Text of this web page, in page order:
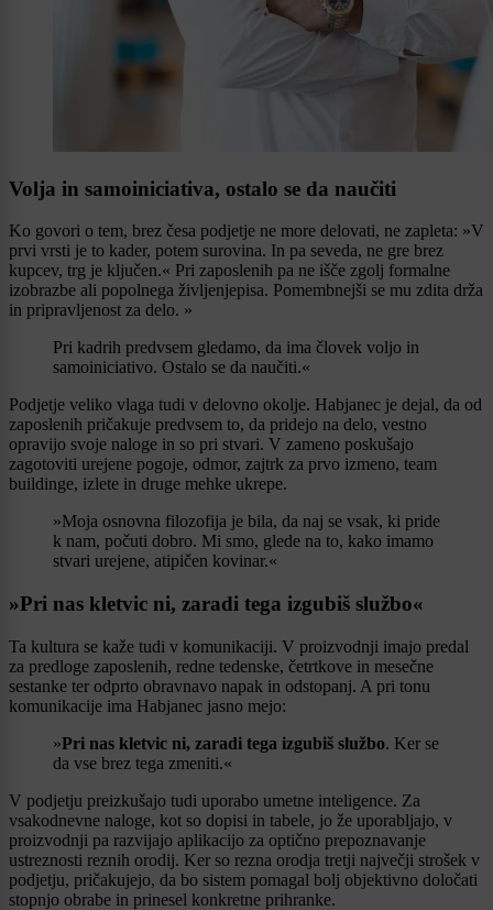
Volja in samoiniciativa, ostalo se da naučiti
Ko govori o tem, brez česa podjetje ne more delovati, ne zapleta: »V
prvi vrsti je to kader, potem surovina. In pa seveda, ne gre brez
kupcev, trg je ključen.« Pri zaposlenih pa ne išče zgolj formalne
izobrazbe ali popolnega življenjepisa. Pomembnejši se mu zdita drža
in pripravljenost za delo. »
Pri kadrih predvsem gledamo, da ima človek voljo in
samoiniciativo. Ostalo se da naučiti.«
Podjetje veliko vlaga tudi v delovno okolje. Habjanec je dejal, da od
zaposlenih pričakuje predvsem to, da pridejo na delo, vestno
opravijo svoje naloge in so pri stvari. V zameno poskušajo
zagotoviti urejene pogoje, odmor, zajtrk za prvo izmeno, team
buildinge, izlete in druge mehke ukrepe.
»Moja osnovna filozofija je bila, da naj se vsak, ki pride
k nam, počuti dobro. Mi smo, glede na to, kako imamo
stvari urejene, atipičen kovinar.«
»Pri nas kletvic ni, zaradi tega izgubiš službo«
Ta kultura se kaže tudi v komunikaciji. V proizvodnji imajo predal
za predloge zaposlenih, redne tedenske, četrtkove in mesečne
sestanke ter odprto obravnavo napak in odstopanj. A pri tonu
komunikacije ima Habjanec jasno mejo:
»Pri nas kletvic ni, zaradi tega izgubiš službo. Ker se
da vse brez tega zmeniti.«
V podjetju preizkušajo tudi uporabo umetne inteligence. Za
vsakodnevne naloge, kot so dopisi in tabele, jo že uporabljajo, v
proizvodnji pa razvijajo aplikacijo za optično prepoznavanje
ustreznosti reznih orodij. Ker so rezna orodja tretji največji strošek v
podjetju, pričakujejo, da bo sistem pomagal bolj objektivno določati
stopnjo obrabe in prinesel konkretne prihranke.